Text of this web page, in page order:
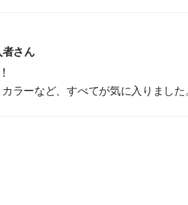
さん
ラーなど、すべてが気に入りました